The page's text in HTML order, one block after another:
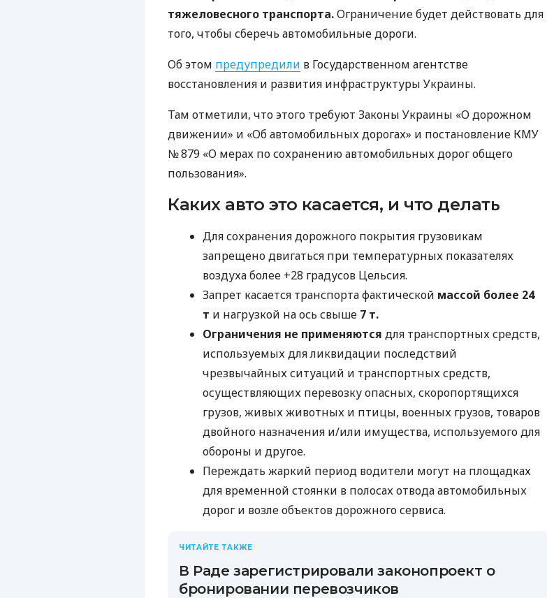
тяжеловесного транспорта.Ограничение будет действовать для
того, чтобы сберечь автомобильные дороги.
Об этом предупредили в Государственном агентстве
восстановления и развития инфраструктуры Украины.
Там отметили, что этого требуют Законы Украины «О дорожном
движении» и «Об автомобильных дорогах» и постановление КМУ
№ 879 «О мерах по сохранению автомобильных дорог общего
пользования».
Каких авто это касается, и что делать
Для сохранения дорожного покрытия грузовикам
запрещено двигаться при температурных показателях
воздуха более +28 градусов Цельсия.
Запрет касается транспорта фактической массой более 24
т и нагрузкой на ось свыше 7 т.
Ограничения не применяются для транспортных средств,
используемых для ликвидации последствий
чрезвычайных ситуаций и транспортных средств,
осуществляющих перевозку опасных, скоропортящихся
грузов, живых животных и птицы, военных грузов, товаров
двойного назначения и/или имущества, используемого для
обороны и другое.
Переждать жаркий период водители могут на площадках
для временной стоянки в полосах отвода автомобильных
дорог и возле объектов дорожного сервиса.
ЧИТАЙТЕ ТАКЖЕ
В Раде зарегистрировали законопроект о
бронировании перевозчиков